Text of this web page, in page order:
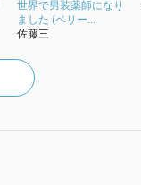
世界で男装薬師になり
ました (ベリー...
佐藤三